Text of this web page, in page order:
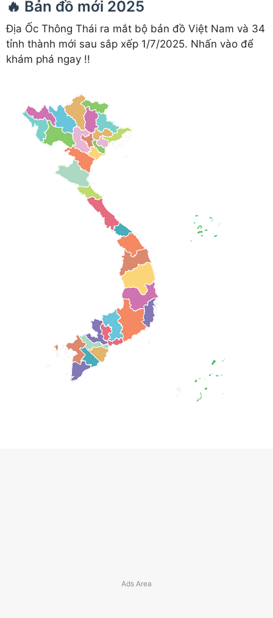
🔥 Bản đồ mới 2025
Địa Ốc Thông Thái ra mắt bộ bản đồ Việt Nam và 34
tỉnh thành mới sau sắp xếp 1/7/2025. Nhấn vào để
khám phá ngay !!